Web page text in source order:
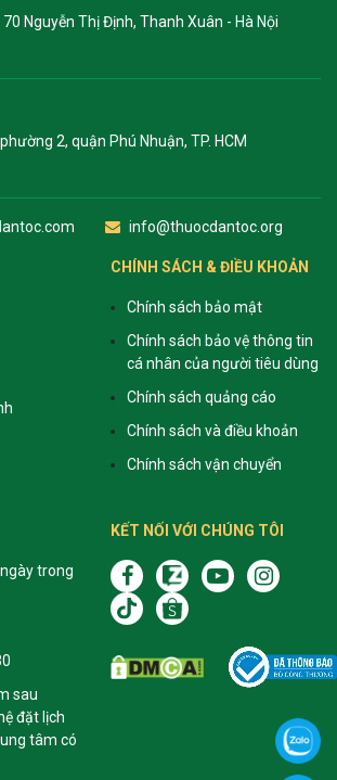
Nguyễn Thị Định, Thanh Xuân - Hà Nội
2, quận Phú Nhuận, TP. HCM
info@thuocdantoc.org
CHÍNH SÁCH & ĐIỀU KHOẢN
Chính sách bảo mật
Chính sách bảo vệ thông tin
cá nhân của người tiêu dùng
Chính sách quảng cáo
Chính sách và điều khoản
Chính sách vận chuyển
trong
sau
đặt lịch
tâm có
KẾT NỐI VỚI CHÚNG TÔI